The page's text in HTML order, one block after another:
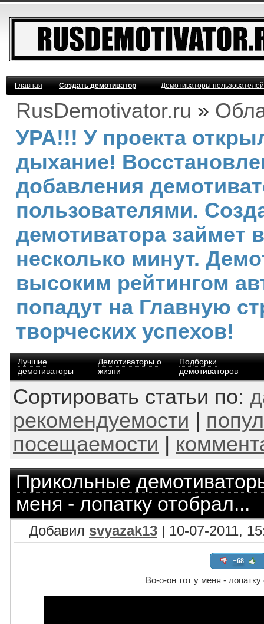
Главная Создать демотиватор Демотиваторы
RusDemotivator.ru »
УРА!!! У проекта
дыхание!
добавления
пользователями.
демотиватора займет
несколько минут.
высоким рейтингом
попадут на Главную
творческих успехов!
Лучшие
демотиваторы
Демотиваторы о
жизни
Подборки
демотиваторов
Сортировать статьи по:
рекомендуемости
посещаемости
Прикольные
меня - лопатку отобрал...
Добавил svyazak13 | 10-07-2011,
+68
Во-о-он тот у меня - лопатку